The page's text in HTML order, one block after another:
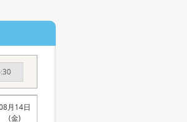
月14日
(金)